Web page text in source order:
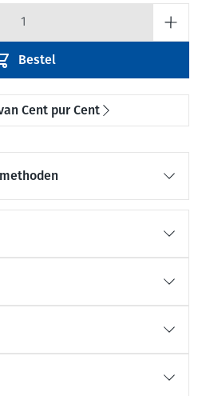
Bestel
Cent pur Cent